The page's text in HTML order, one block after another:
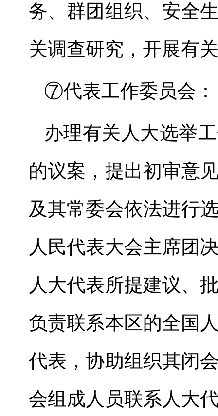
务、群团组织、安全
关调查研究，开展有
⑦代表工作委员会 ：
办理有关人大选举
的议案，提出初审意
及其常委会依法进行
人民代表大会主席团
人大代表所提建议、
负责联系本区的全国
代表，协助组织其闭
会组成人员联系人大